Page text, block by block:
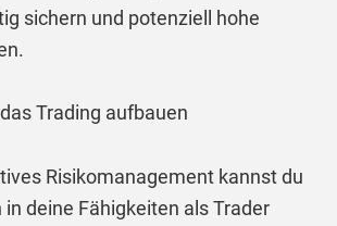
sichern und potenziell hohe
Trading aufbauen
Risikomanagement kannst du
deine Fähigkeiten als Trader